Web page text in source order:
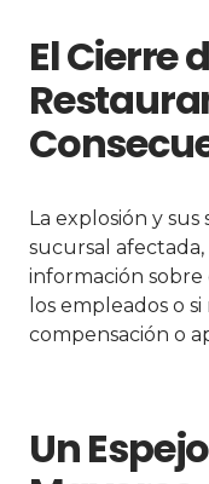
El Cierre
La explosión y
sucursal
información sobre
los empleados o
compensación o
Un